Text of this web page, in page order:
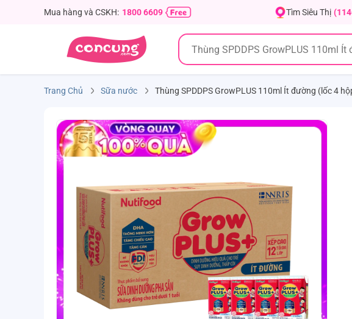
Mua hàng và CSKH: 1800 6609 Tìm Siêu Thị
Trang Chủ Sữa nước Thùng SPDDPS GrowPLUS 110ml Ít đường (lốc 4